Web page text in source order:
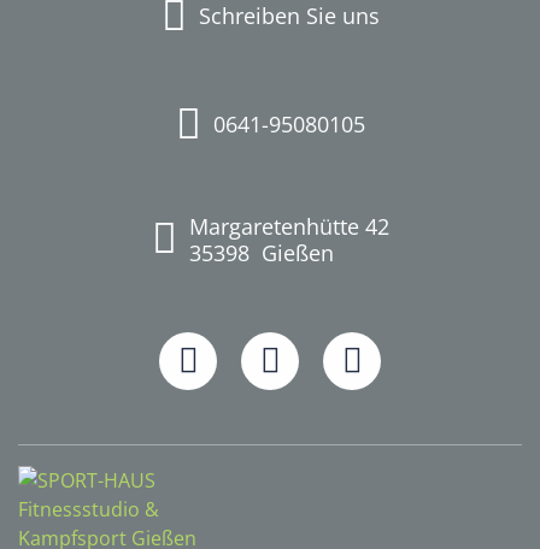
Schreiben Sie uns
0641-95080105
Margaretenhütte 42
35398 Gießen